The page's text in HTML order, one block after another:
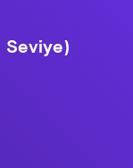
Seviye)